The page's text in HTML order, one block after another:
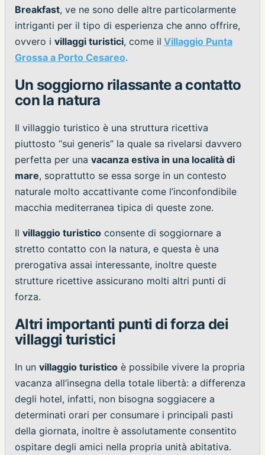
Breakfast, ve ne sono delle altre particolarmente
intriganti per il tipo di esperienza che anno offrire,
ovvero i villaggi turistici, come il Villaggio Punta
Grossa a Porto Cesareo.
Un soggiorno rilassante a contatto
con la natura
Il villaggio turistico è una struttura ricettiva
piuttosto “sui generis” la quale sa rivelarsi davvero
perfetta per una vacanza estiva in una località di
mare, soprattutto se essa sorge in un contesto
naturale molto accattivante come l’inconfondibile
macchia mediterranea tipica di queste zone.
Il villaggio turistico consente di soggiornare a
stretto contatto con la natura, e questa è una
prerogativa assai interessante, inoltre queste
strutture ricettive assicurano molti altri punti di
forza.
Altri importanti punti di forza dei
villaggi turistici
In un villaggio turistico è possibile vivere la propria
vacanza all’insegna della totale libertà: a differenza
degli hotel, infatti, non bisogna soggiacere a
determinati orari per consumare i principali pasti
della giornata, inoltre è assolutamente consentito
ospitare degli amici nella propria unità abitativa.